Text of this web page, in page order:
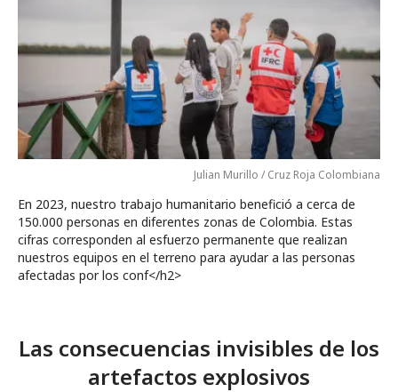
Julian Murillo / Cruz Roja Colombiana
En 2023, nuestro trabajo humanitario benefició a cerca de
150.000 personas en diferentes zonas de Colombia. Estas
cifras corresponden al esfuerzo permanente que realizan
nuestros equipos en el terreno para ayudar a las personas
afectadas por los conf</h2>
Las consecuencias invisibles de los
artefactos explosivos